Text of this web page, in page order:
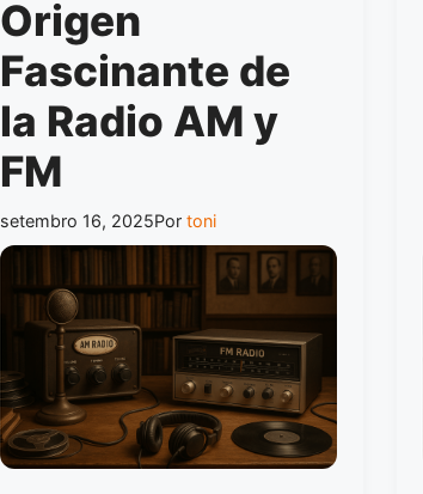
Origen
Fascinante de
la Radio AM y
FM
setembro 16, 2025Por toni